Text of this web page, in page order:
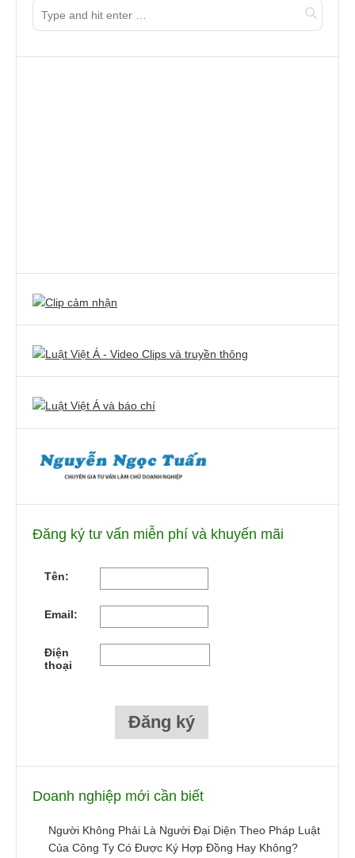
Đăng ký tư vấn miễn phí và khuyến mãi
Tên:
Email:
Điện
thoại
Doanh nghiệp mới cần biết
Người Không Phải Là Người Đại Diện Theo Pháp Luật
Của Công Ty Có Được Ký Hợp Đồng Hay Không?